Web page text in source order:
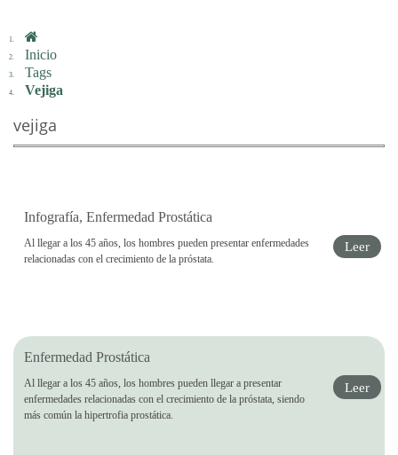
Inicio
Tags
Vejiga
vejiga
Infografía, Enfermedad Prostática
Al llegar a los 45 años, los hombres pueden presentar enfermedades
relacionadas con el crecimiento de la próstata.
Leer
Enfermedad Prostática
Al llegar a los 45 años, los hombres pueden llegar a presentar
enfermedades relacionadas con el crecimiento de la próstata, siendo
más común la hipertrofia prostática.
Leer